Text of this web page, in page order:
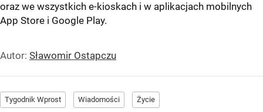
oraz we wszystkich e-kioskach i w aplikacjach mobilnych
App Store i Google Play.
Autor: Sławomir Ostapczu
Tygodnik Wprost Wiadomości Życie